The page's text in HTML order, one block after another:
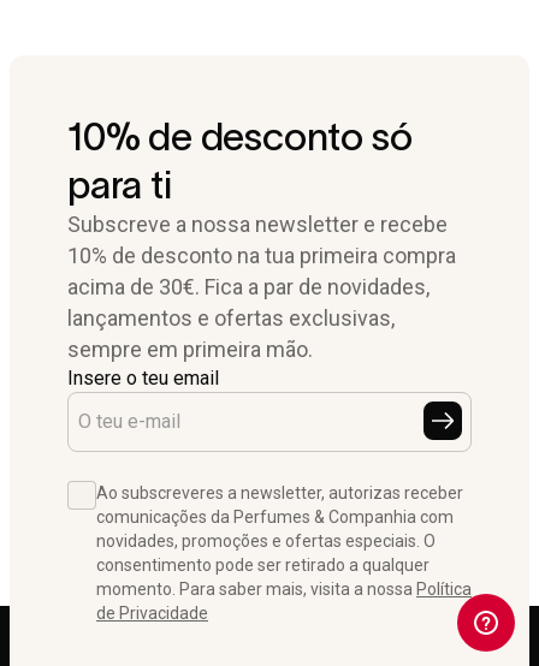
10% de desconto só
para ti
Subscreve a nossa newsletter e recebe
10% de desconto na tua primeira compra
acima de 30€. Fica a par de novidades,
lançamentos e ofertas exclusivas,
sempre em primeira mão.
Insere o teu email
Ao subscreveres a newsletter, autorizas receber
comunicações da Perfumes & Companhia com
novidades, promoções e ofertas especiais. O
consentimento pode ser retirado a qualquer
momento. Para saber mais, visita a nossa Política
de Privacidade